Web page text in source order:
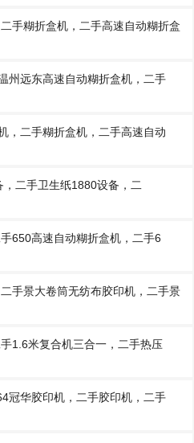
手糊折盒机，二手高速自动糊折盒
州远东高速自动糊折盒机，二手
，二手糊折盒机，二手高速自动
二手卫生纸1880设备，二
650高速自动糊折盒机，二手6
手景大卷筒无纺布胶印机，二手景
1.6米复合机三合一，二手热压
冠华胶印机，二手胶印机，二手